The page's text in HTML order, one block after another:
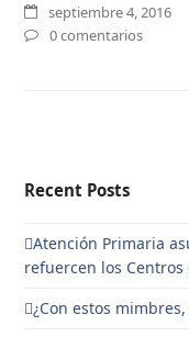
septiembre 4, 2016
0 comentarios
Recent Posts
Atención Primaria
refuercen los Centros
¿Con estos